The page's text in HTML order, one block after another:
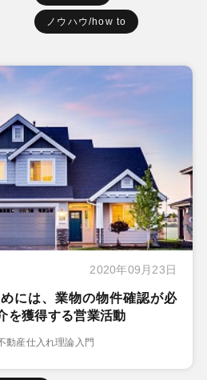
ノウハウ/how to
2020年09月23日
には、業物の物件確認が必
を獲得する営業活動
動産仕入れ理論入門